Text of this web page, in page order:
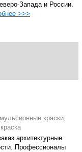
Запада и России.
>>>
краски,
архитектурные
Профессионалы